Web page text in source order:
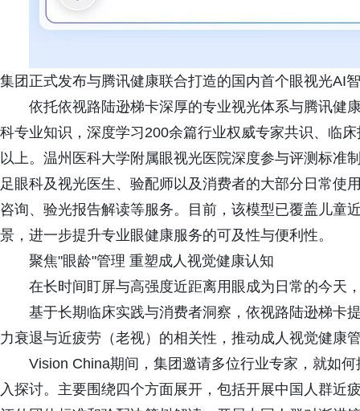
集团正式发布与腾讯健康联合打造的国内首个眼视光AI
依托依视路陆逊梯卡深厚的专业视光体系与腾讯健
科专业知识，深度学习200余篇行业权威专家共识、临
以上。温州医科大学附属眼视光医院深度参与评测标准
足眼科及视光医生、验配师以及消费者的大部分日常使
咨询、验光报告解读等服务。目前，该模型已覆盖儿童
景，进一步提升专业眼健康服务的可及性与便利性。
聚焦"眼龄"管理 重塑成人视觉健康认知
在长时间盯屏与高强度近距离用眼成为日常的今天
基于长期临床实践与消费者洞察，依视路陆逊梯卡
力衰退与近疲劳（老视）的相关性，推动成人视觉健康
Vision China期间，集团邀请多位行业专家，就如
入探讨。主要围绕四个方面展开，包括开展中国人群近